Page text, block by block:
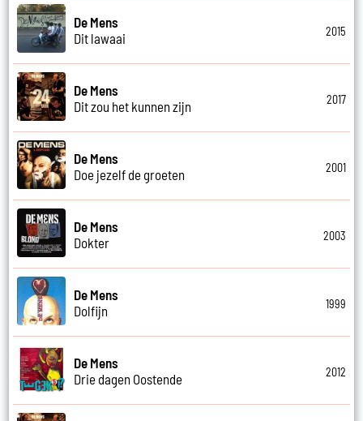
De Mens
Dit lawaai
2015
De Mens
Dit zou het kunnen zijn
2017
De Mens
Doe jezelf de groeten
2001
De Mens
Dokter
2003
De Mens
Dolfijn
1999
De Mens
Drie dagen Oostende
2012